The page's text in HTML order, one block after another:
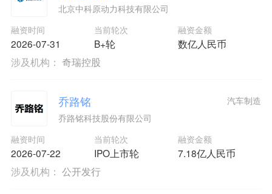
北京中科原动力科技有限公司
融资时间
2026-07-31
当前轮次
B+轮
融资金额
数亿人民币
涉及机构： 奇瑞控股
乔路铭
乔路铭科技股份有限公司
融资时间
2026-07-22
当前轮次
IPO上市轮
融资金额
7.18亿人民币
汽车制造
涉及机构： 公开发行